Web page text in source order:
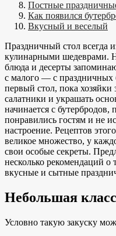
Постные
Как появился
Вкусный и веселый
Праздничный стол всегда
кулинарными шедеврами.
блюда и десерты
с малого — с праздничных
первый стол, пока хозяйки
салатники и украшать
начинается с
понравились гостям и не
настроение. Рецептов
великое множество, у
свои особые секреты.
несколько рекомендаций о
вкусные и сытные
Небольшая
Условно такую закуску